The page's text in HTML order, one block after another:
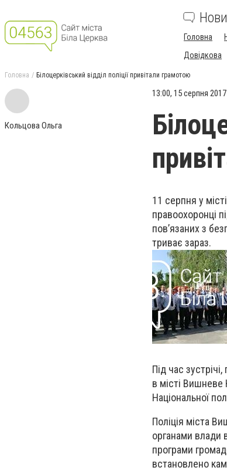
Головна
Довідкова
Головна Білоцерківський відділ поліції привітали грамотою
Кольцова Ольга
13:00, 15 серпня
11 серпня у
правоохоронці
пов’язаних з
триває зараз.
Під час
в місті
Національної
Поліція міста
органами влади
програми
встановлено